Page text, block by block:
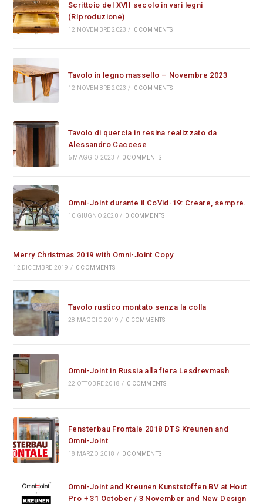
Scrittoio del XVII secolo in vari legni
(RIproduzione)
12 NOVEMBRE 2023 / 0 COMMENTS
Tavolo in legno massello – Novembre 2023
12 NOVEMBRE 2023 / 0 COMMENTS
Tavolo di quercia in resina realizzato da
Alessandro Caccese
6 MAGGIO 2023 / 0 COMMENTS
Omni-Joint durante il CoVid-19: Creare, sempre.
10 GIUGNO 2020 / 0 COMMENTS
Merry Christmas 2019 with Omni-Joint Copy
12 DICEMBRE 2019 / 0 COMMENTS
Tavolo rustico montato senza la colla
28 MAGGIO 2019 / 0 COMMENTS
Omni-Joint in Russia alla fiera Lesdrevmash
22 OTTOBRE 2018 / 0 COMMENTS
Fensterbau Frontale 2018 DTS Kreunen and
Omni-Joint
18 MARZO 2018 / 0 COMMENTS
Omni-Joint and Kreunen Kunststoffen BV at Hout
Pro + 31 October / 3 November and New Design